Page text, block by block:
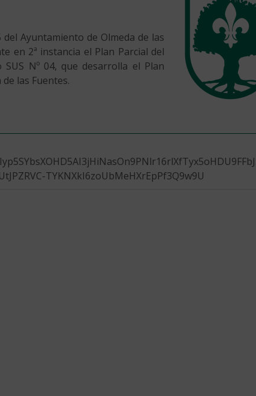
Ayuntamiento de Olmeda de las
en 2ª instancia el Plan Parcial del
Nº 04, que desarrolla el Plan
las Fuentes.
TYKNXkI6zoUbMeHXrEpPf3Q9w9U